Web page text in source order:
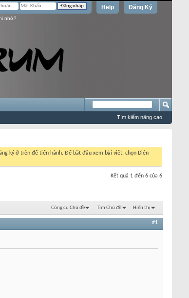
Đăng Ký
Help
nhớ?
Tìm kiếm nâng cao
ký ở trên để tiến hành. Để bắt đầu xem bài viết, chọn Diễn
Kết quả 1 đến 6 của 6
Công cụ Chủ đề Tìm Chủ đề Hiển thị
#1